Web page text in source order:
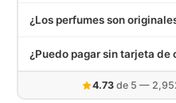
Recibirás un correo con tu
¿Los perfumes son
perfumes 100% originales.
¿Puedo pagar sin tarjeta de
depósito en OXXO, o hasta
4.73 de 5 —